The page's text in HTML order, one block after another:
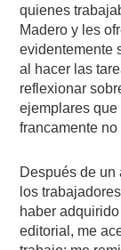
quienes
Madero y les
evidentemente
al hacer las
reflexionar
ejemplares
francamente
Después de un
los
haber
editorial, me